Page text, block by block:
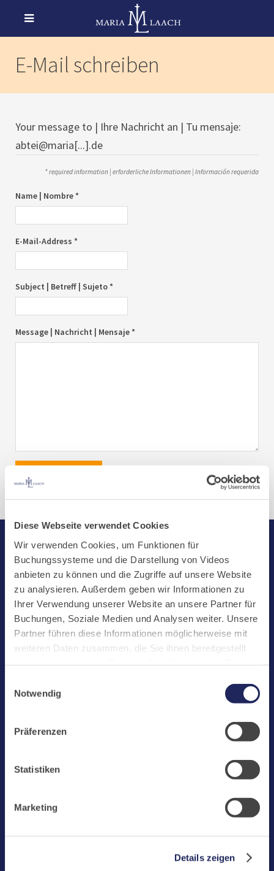
Diese Webseite verwendet Cookies
Wir verwenden Cookies, um Funktionen für
Buchungssysteme und die Darstellung von Videos
anbieten zu können und die Zugriffe auf unsere Website
zu analysieren. Außerdem geben wir Informationen zu
Ihrer Verwendung unserer Website an unsere Partner für
Buchungen, Soziale Medien und Analysen weiter. Unsere
Partner führen diese Informationen möglicherweise mit
weiteren Daten zusammen, die Sie ihnen bereitgestellt
challenges.cloudflare.com: Wir verwenden das online
Buchungssystem MEWS in unserem Hotel und unserem
übermittelt. Cookies von eu5.bookingkit.de: Wir
Buchungen von Bibliotheks- und Klosterführungen. Um
Buchungen durchführen zu können akzeptieren Sie bitte
Notwendig
Präferenzen
Statistiken
Marketing
Details zeigen
E-Mail schreiben
Your message to | Ihre Nachricht an | Tu mensaje:
abtei@maria[...].de
* required information | erforderliche Informationen | Información requerida
Name | Nombre *
E-Mail-Address *
Subject | Betreff | Sujeto *
Message | Nachricht | Mensaje *
Start
Aktuelles
Kloster
Klosterbetriebe
Spenden
Laacher See
Jobs